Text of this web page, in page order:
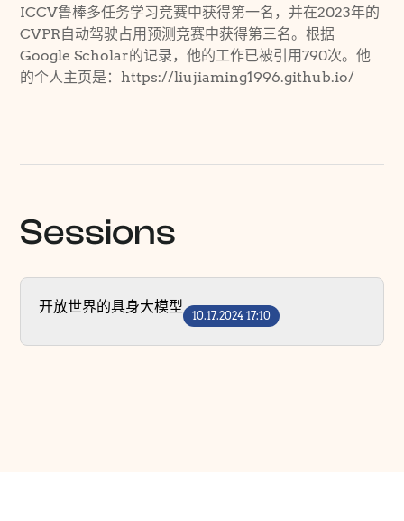
ICCV鲁棒多任务学习竞赛中获得第一名，并在2023年的
CVPR自动驾驶占用预测竞赛中获得第三名。根据
Google Scholar的记录，他的工作已被引用790次。他
的个人主页是：https://liujiaming1996.github.io/
Sessions
开放世界的具身大模型
10.17.2024 17:10